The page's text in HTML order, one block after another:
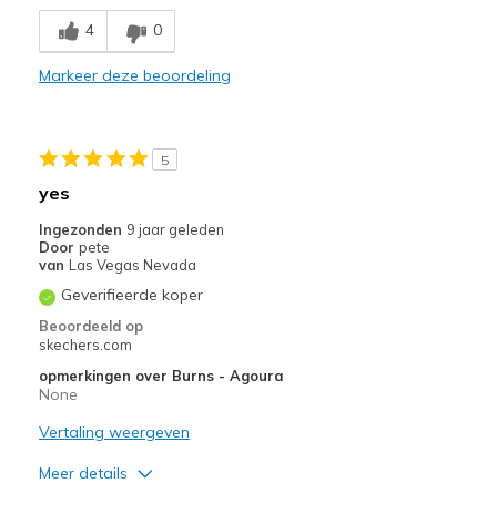
4 0
Markeer deze beoordeling
5
yes
Ingezonden 9 jaar geleden
Door pete
van Las Vegas Nevada
Geverifieerde koper
Beoordeeld op
skechers.com
opmerkingen over Burns - Agoura
None
Vertaling weergeven
Meer details